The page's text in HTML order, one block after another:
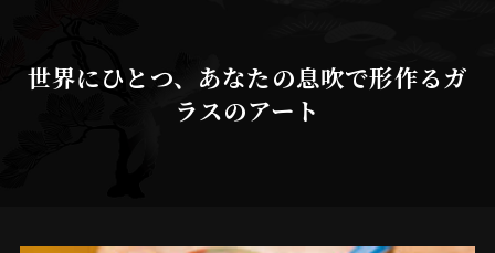
世界にひとつ、あなたの息吹で形作るガ
ラスのアート